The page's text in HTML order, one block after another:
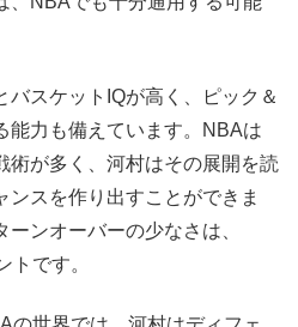
バスケットIQが高く、ピック＆
能力も備えています。NBAは
術が多く、河村はその展開を読
ンスを作り出すことができま
ンオーバーの少なさは、
トです。